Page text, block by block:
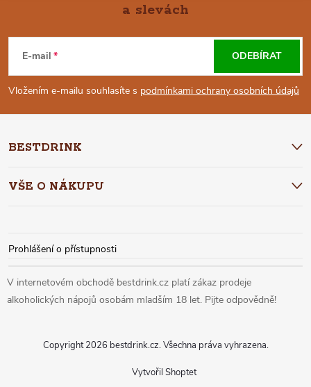
A
Í
P
R
V
Ý
P
P
a slevách
E-mail
Vložením e-mailu souhlasíte s podmínkami ochrany osobních údajů
ODEBÍRAT
BESTDRINK
VŠE O NÁKUPU
Prohlášení o přístupnosti
Vytvořil Shoptet
Copyright 2026 bestdrink.cz. Všechna práva vyhrazena.